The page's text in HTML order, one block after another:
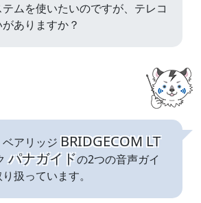
ムを使いたいのですが、テレコ
ありますか？
ベアリッジ BRIDGECOM LT
パナガイドの2つの音声ガイ
扱っています。